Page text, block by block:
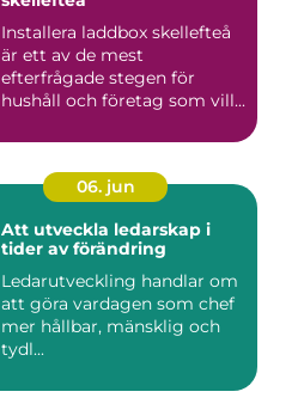
Installera laddbox skellefteå
är ett av de mest
efterfrågade stegen för
hushåll och företag som vill...
06. jun
Att utveckla ledarskap i
tider av förändring
Ledarutveckling handlar om
att göra vardagen som chef
mer hållbar, mänsklig och
tydl...